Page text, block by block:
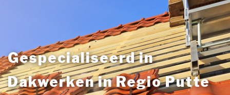
Gespecialiseerd in
Dakwerken in Regio Putte